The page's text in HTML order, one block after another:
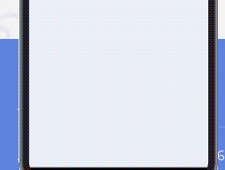
Оператор: +993 61 53 20 99
akyol.website@gmail.com
AK YOL COMPUTERS © 2026